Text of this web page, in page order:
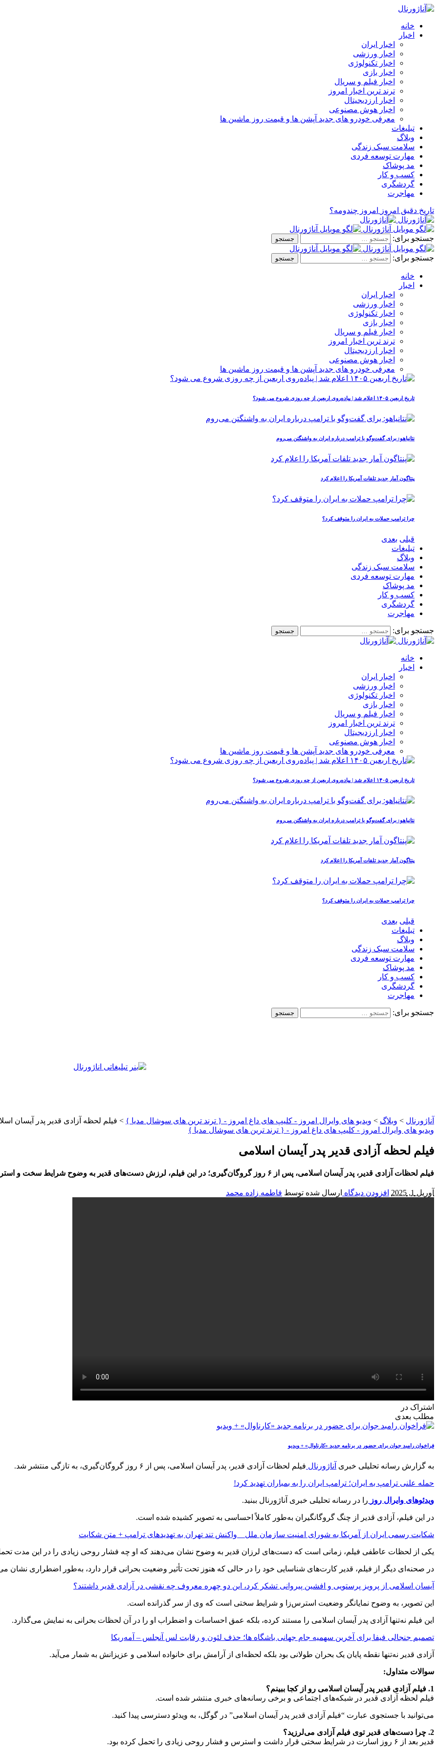
خانه
اخبار
اخبار ایران
اخبار ورزشی
اخبار تکنولوژی
اخبار بازی
اخبار فیلم و سریال
ترند ترین اخبار امروز
اخبار ارزدیجیتال
اخبار هوش مصنوعی
معرفی خودرو های جدید آپشن‌ ها و قیمت روز ماشین‌ ها
تبلیغات
وبلاگ
سلامت سبک زندگی
مهارت توسعه فردی
مد پوشاک
کسب و کار
گردشگری
مهاجرت
تاریخ دقیق امروز امروز چندومه؟
جستجو برای:
جستجو برای:
خانه
اخبار
اخبار ایران
اخبار ورزشی
اخبار تکنولوژی
اخبار بازی
اخبار فیلم و سریال
ترند ترین اخبار امروز
اخبار ارزدیجیتال
اخبار هوش مصنوعی
معرفی خودرو های جدید آپشن‌ ها و قیمت روز ماشین‌ ها
تاریخ اربعین ۱۴۰۵ اعلام شد | پیاده‌روی اربعین از چه روزی شروع می‌ شود؟
نتانیاهو: برای گفت‌وگو با ترامپ درباره ایران به واشنگتن می‌روم
پنتاگون آمار جدید تلفات آمریکا را اعلام کرد
چرا ترامپ حملات به ایران را متوقف کرد؟
قبلی بعدی
تبلیغات
وبلاگ
سلامت سبک زندگی
مهارت توسعه فردی
مد پوشاک
کسب و کار
گردشگری
مهاجرت
جستجو برای:
خانه
اخبار
اخبار ایران
اخبار ورزشی
اخبار تکنولوژی
اخبار بازی
اخبار فیلم و سریال
ترند ترین اخبار امروز
اخبار ارزدیجیتال
اخبار هوش مصنوعی
معرفی خودرو های جدید آپشن‌ ها و قیمت روز ماشین‌ ها
تاریخ اربعین ۱۴۰۵ اعلام شد | پیاده‌روی اربعین از چه روزی شروع می‌ شود؟
نتانیاهو: برای گفت‌وگو با ترامپ درباره ایران به واشنگتن می‌روم
پنتاگون آمار جدید تلفات آمریکا را اعلام کرد
چرا ترامپ حملات به ایران را متوقف کرد؟
قبلی بعدی
تبلیغات
وبلاگ
سلامت سبک زندگی
مهارت توسعه فردی
مد پوشاک
کسب و کار
گردشگری
مهاجرت
جستجو برای:
آناژورنال > وبلاگ > ویدیو های وایرال امروز - کلیپ های داغ امروز - { ترند ترین های سوشال مدیا } > فیلم لحظه آزادی قدیر پدر آیسان
ویدیو های وایرال امروز - کلیپ های داغ امروز - { ترند ترین های سوشال مدیا }
فیلم لحظه آزادی قدیر پدر آیسان اسلامی
فیلم لحظات آزادی قدیر، پدر آیسان اسلامی، پس از ۶ روز گروگان‌گیری؛ در این فیلم، لرزش دست‌های قدیر به وضوح شرایط سخت و استرس‌زای این دوران را نشان می‌دهد.
آوریل 1, 2025 افزودن دیدگاه ارسال شده توسط فاطمه زاده محمد
اشتراک در
مطلب بعدی
فراخوان رامبد جوان برای حضور در برنامه جدید «کارناوال» + ویدیو
به گزارش رسانه تحلیلی خبری آناژورنال فیلم لحظات آزادی قدیر، پدر آیسان اسلامی، پس از ۶ روز گروگان‌گیری، به تازگی منتشر شد.
حمله علنی ترامپ به ایران؛ ترامپ ایران را به بمباران تهدید کرد!
ویدئوهای وایرال روز را در رسانه تحلیلی خبری آناژورنال ببنید.
در این فیلم، آزادی قدیر از چنگ گروگانگیران به‌طور کاملاً احساسی به تصویر کشیده شده است.
شکایت رسمی ایران از آمریکا به شورای امنیت سازمان ملل _ واکنش تند تهران به تهدیدهای ترامپ + متن شکایت
یکی از لحظات عاطفی فیلم، زمانی است که دست‌های لرزان قدیر به وضوح نشان می‌دهند که او چه فشار روحی زیادی را در این مدت
در صحنه‌ای دیگر از فیلم، قدیر کارت‌های شناسایی خود را در حالی که هنوز تحت تأثیر وضعیت بحرانی قرار دارد، به‌طور اضطراری نشان
آیسان اسلامی از پرویز پرستویی و افشین پیروانی تشکر کرد، این دو چهره معروف چه نقشی در آزادی قدیر داشتند؟
این تصویر، به وضوح نمایانگر وضعیت استرس‌زا و شرایط سختی است که وی از سر گذرانده است.
این فیلم نه‌تنها آزادی پدر آیسان اسلامی را مستند کرده، بلکه عمق احساسات و اضطراب او را در آن لحظات بحرانی به نمایش می‌گذارد.
تصمیم جنجالی فیفا برای آخرین سهمیه جام جهانی باشگاه‌ ها؛ حذف لئون و رقابت لس‌ آنجلس – آمه‌ریکا
آزادی قدیر نه‌تنها نقطه پایان یک بحران طولانی بود بلکه لحظه‌ای از آرامش برای خانواده اسلامی و عزیزانش به شمار می‌آید.
سوالات متداول:
1. فیلم آزادی قدیر پدر آیسان اسلامی رو از کجا ببینم؟
فیلم لحظه آزادی قدیر در شبکه‌های اجتماعی و برخی رسانه‌های خبری منتشر شده است.
می‌توانید با جستجوی عبارت “فیلم آزادی قدیر پدر آیسان اسلامی” در گوگل، به ویدئو دسترسی پیدا کنید.
2. چرا دست‌های قدیر توی فیلم آزادی می‌لرزید؟
قدیر بعد از ۶ روز اسارت در شرایط سختی قرار داشت و استرس و فشار روحی زیادی را تحمل کرده بود.